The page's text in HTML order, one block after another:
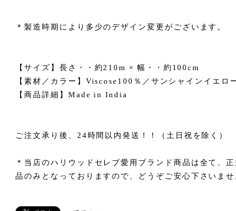
＊製造時期により多少のデザイン変更がございます。
【サイズ】長さ・・約210m × 幅・・約100cm
【素材／カラー】Viscose100％／サンシャインイエロ
【商品詳細】Made in India
ご注文承り後、24時間以内発送！！（土日祝を除く）
＊当店のハリウッドセレブ愛用ブランド商品は全て、
品のみとなっておりますので、どうぞご安心下さいませ